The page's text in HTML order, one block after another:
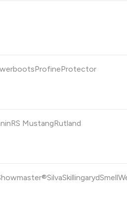
ProfineProtector
RS MustangRutland
SilvaSkillingaryd